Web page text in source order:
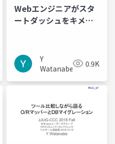
Webエンジニアがスタ
ートダッシュをキメる
Y
Watanabe
0.9K